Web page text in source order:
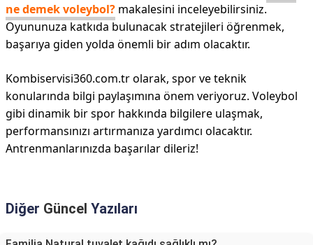
ne demek voleybol? makalesini inceleyebilirsiniz.
Oyununuza katkıda bulunacak stratejileri öğrenmek,
başarıya giden yolda önemli bir adım olacaktır.
Kombiservisi360.com.tr olarak, spor ve teknik
konularında bilgi paylaşımına önem veriyoruz. Voleybol
gibi dinamik bir spor hakkında bilgilere ulaşmak,
performansınızı artırmanıza yardımcı olacaktır.
Antrenmanlarınızda başarılar dileriz!
Diğer Güncel Yazıları